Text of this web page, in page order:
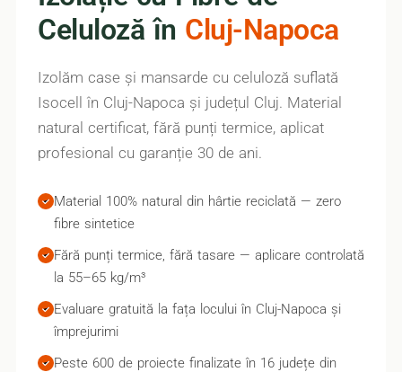
Celuloză în Cluj-Napoca
Izolăm case și mansarde cu celuloză suflată
Isocell în Cluj-Napoca și județul Cluj. Material
natural certificat, fără punți termice, aplicat
profesional cu garanție 30 de ani.
Material 100% natural din hârtie reciclată — zero
fibre sintetice
Fără punți termice, fără tasare — aplicare controlată
la 55–65 kg/m³
Evaluare gratuită la fața locului în Cluj-Napoca și
împrejurimi
Peste 600 de proiecte finalizate în 16 județe din